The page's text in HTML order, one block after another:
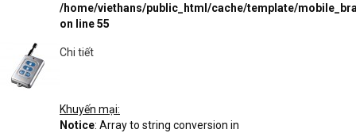
/home/viethans/public_html/cache/template/
on line55
Chi tiết
Khuyến mại:
Notice: Array to string conversion in